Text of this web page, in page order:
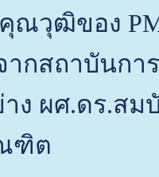
ณวุฒิของ
ากสถาบันกา
ง ผศ.ดร.สม
ฑิต